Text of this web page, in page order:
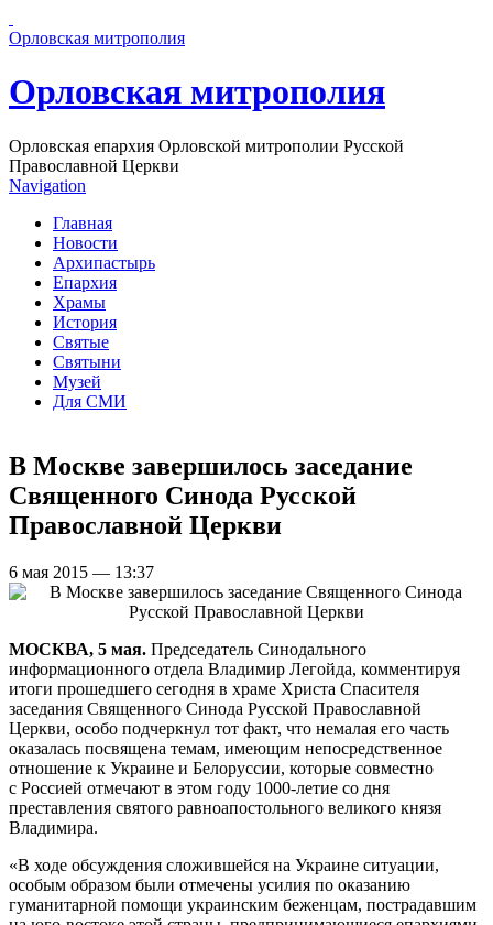
Орловская митрополия
Орловская митрополия
Орловская епархия Орловской митрополии Русской
Православной Церкви
Navigation
Главная
Новости
Архипастырь
Епархия
Храмы
История
Святые
Святыни
Музей
Для СМИ
В Москве завершилось заседание
Священного Синода Русской
Православной Церкви
6 мая 2015 — 13:37
МОСКВА, 5 мая. Председатель Синодального
информационного отдела Владимир Легойда, комментируя
итоги прошедшего сегодня в храме Христа Спасителя
заседания Священного Синода Русской Православной
Церкви, особо подчеркнул тот факт, что немалая его часть
оказалась посвящена темам, имеющим непосредственное
отношение к Украине и Белоруссии, которые совместно
с Россией отмечают в этом году 1000-летие со дня
преставления святого равноапостольного великого князя
Владимира.
«В ходе обсуждения сложившейся на Украине ситуации,
особым образом были отмечены усилия по оказанию
гуманитарной помощи украинским беженцам, пострадавшим